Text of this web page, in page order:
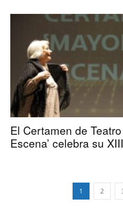
El Certamen de
Escena’ celebra su
1 2